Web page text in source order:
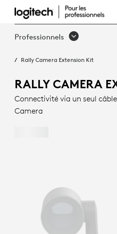
RALLY
CAMERA
KIT
Professionnels
Rally Camera Extension Kit
RALLY CAMERA
Connectivité via un seul
Camera